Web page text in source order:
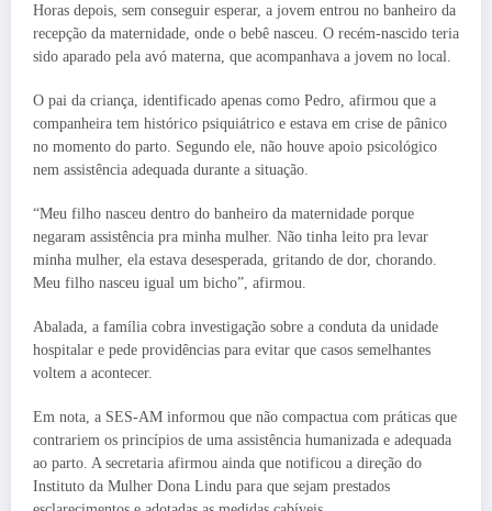
Horas depois, sem conseguir esperar, a jovem entrou no banheiro da
recepção da maternidade, onde o bebê nasceu. O recém-nascido teria
sido aparado pela avó materna, que acompanhava a jovem no local.
O pai da criança, identificado apenas como Pedro, afirmou que a
companheira tem histórico psiquiátrico e estava em crise de pânico
no momento do parto. Segundo ele, não houve apoio psicológico
nem assistência adequada durante a situação.
“Meu filho nasceu dentro do banheiro da maternidade porque
negaram assistência pra minha mulher. Não tinha leito pra levar
minha mulher, ela estava desesperada, gritando de dor, chorando.
Meu filho nasceu igual um bicho”, afirmou.
Abalada, a família cobra investigação sobre a conduta da unidade
hospitalar e pede providências para evitar que casos semelhantes
voltem a acontecer.
Em nota, a SES-AM informou que não compactua com práticas que
contrariem os princípios de uma assistência humanizada e adequada
ao parto. A secretaria afirmou ainda que notificou a direção do
Instituto da Mulher Dona Lindu para que sejam prestados